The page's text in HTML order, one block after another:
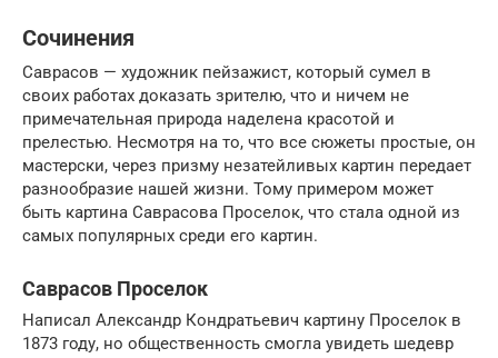
Сочинения
Саврасов — художник пейзажист, который сумел в
своих работах доказать зрителю, что и ничем не
примечательная природа наделена красотой и
прелестью. Несмотря на то, что все сюжеты простые, он
мастерски, через призму незатейливых картин передает
разнообразие нашей жизни. Тому примером может
быть картина Саврасова Проселок, что стала одной из
самых популярных среди его картин.
Саврасов Проселок
Написал Александр Кондратьевич картину Проселок в
1873 году, но общественность смогла увидеть шедевр